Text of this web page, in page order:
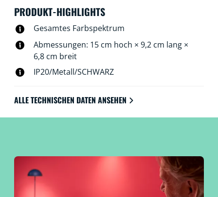
Innenbereich leuchtet nach oben und unten. Sie
erzeugt interessante Licht-, Schatten- und Farbeffekte,
PRODUKT-HIGHLIGHTS
Gesamtes Farbspektrum
Abmessungen: 15 cm hoch × 9,2 cm lang ×
6,8 cm breit
IP20/Metall/SCHWARZ
ALLE TECHNISCHEN DATEN ANSEHEN